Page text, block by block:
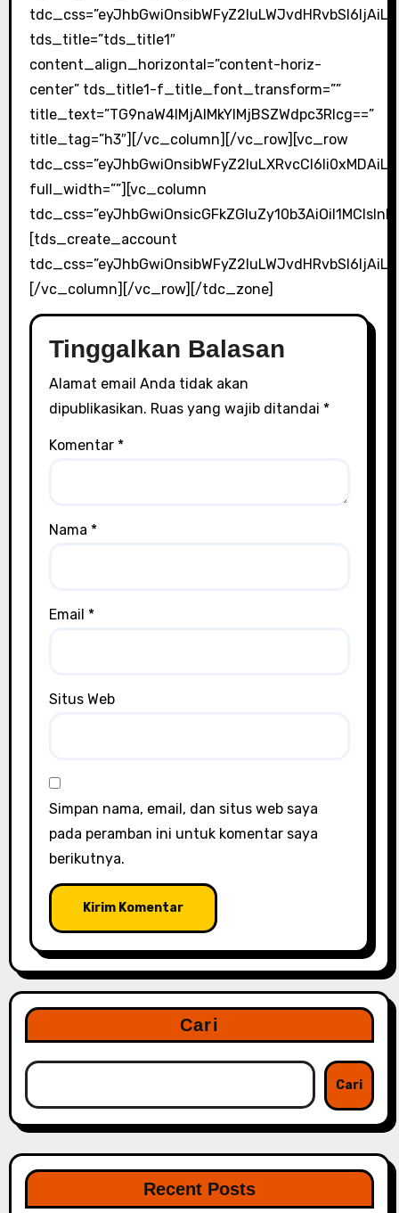
tds_title=”tds_title1″
content_align_horizontal=”content-horiz-
center” tds_title1-f_title_font_transform=””
title_text=”TG9naW4lMjAlMkYlMjBSZWdpc3Rlcg==”
title_tag=”h3″][/vc_column][/vc_row][vc_row
full_width=””][vc_column
[tds_create_account
[/vc_column][/vc_row][/tdc_zone]
Tinggalkan Balasan
Alamat email Anda tidak akan
dipublikasikan. Ruas yang wajib ditandai *
Komentar *
Nama *
Email *
Situs Web
Simpan nama, email, dan situs web saya
pada peramban ini untuk komentar saya
berikutnya.
Cari
Cari
Recent Posts